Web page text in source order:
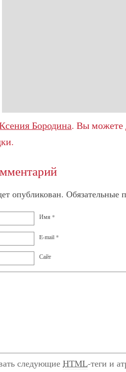
Бородина. Вы можете
опубликован. Обязательные
Имя *
E-mail *
Сайт
следующиеHTML-теги и